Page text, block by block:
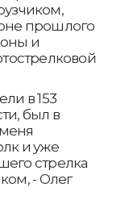
прошлого
и
в 153
был в
и уже
стрелка
- Олег